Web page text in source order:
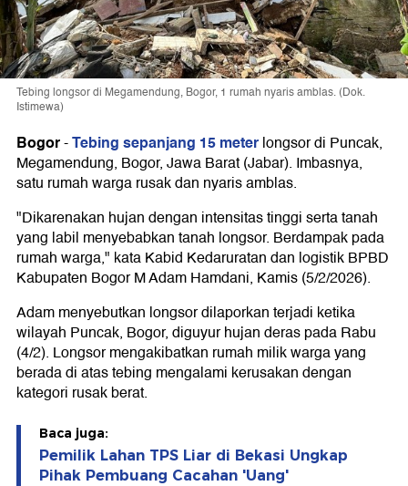
Tebing longsor di Megamendung, Bogor, 1 rumah nyaris amblas. (Dok.
Istimewa)
Bogor-Tebing sepanjang 15 meterlongsor di Puncak,
Megamendung, Bogor, Jawa Barat (Jabar). Imbasnya,
satu rumah warga rusak dan nyaris amblas.
"Dikarenakan hujan dengan intensitas tinggi serta tanah
yang labil menyebabkan tanah longsor. Berdampak pada
rumah warga," kata Kabid Kedaruratan dan logistik BPBD
Kabupaten Bogor M Adam Hamdani, Kamis (5/2/2026).
Adam menyebutkan longsor dilaporkan terjadi ketika
wilayah Puncak, Bogor, diguyur hujan deras pada Rabu
(4/2). Longsor mengakibatkan rumah milik warga yang
berada di atas tebing mengalami kerusakan dengan
kategori rusak berat.
Baca juga:
Pemilik Lahan TPS Liar di Bekasi Ungkap
Pihak Pembuang Cacahan 'Uang'